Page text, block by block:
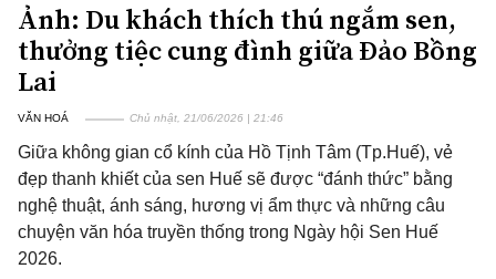
Ảnh: Du khách thích thú ngắm sen,
thưởng tiệc cung đình giữa Đảo Bồng
Lai
VĂN HOÁ Chủ nhật, 21/06/2026 | 21:46
Giữa không gian cổ kính của Hồ Tịnh Tâm (Tp.Huế), vẻ
đẹp thanh khiết của sen Huế sẽ được “đánh thức” bằng
nghệ thuật, ánh sáng, hương vị ẩm thực và những câu
chuyện văn hóa truyền thống trong Ngày hội Sen Huế
2026.